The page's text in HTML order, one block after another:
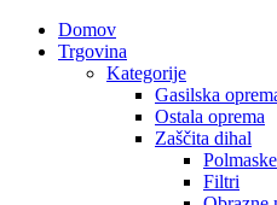
Domov
Trgovina
Kategorije
Gasilska
Ostala oprema
Zaščita dihal
Polmaske
Filtri